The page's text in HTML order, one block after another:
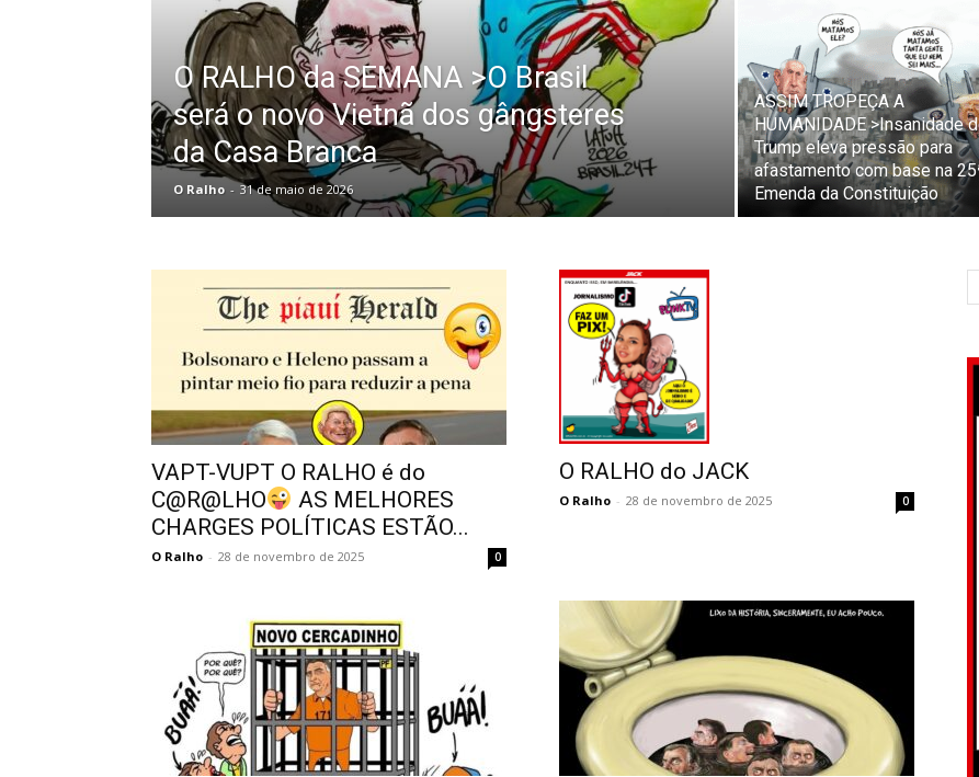
O RALHO da SEMANA >O Brasil
será o novo Vietnã dos gângsteres
da Casa Branca
O Ralho - 31 de maio de 2026
ASSIM TROPEÇA A
HUMANIDADE >Insanidade
Trump eleva pressão para
afastamento com base na
Emenda da Constituição
VAPT-VUPT O RALHO é do
C@R@LHO
AS MELHORES
CHARGES POLÍTICAS ESTÃO...
O Ralho - 28 de novembro de 2025 0
O RALHO do JACK
O Ralho - 28 de novembro de 2025 0